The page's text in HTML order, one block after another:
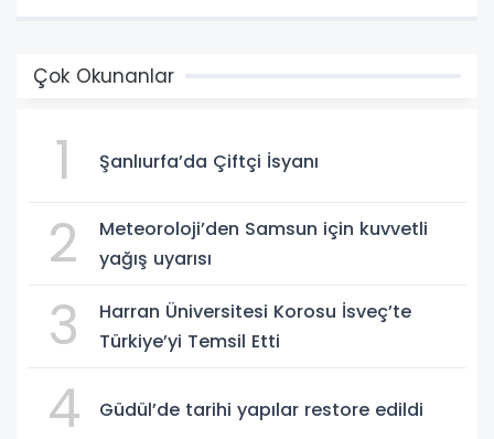
Çok Okunanlar
1 Şanlıurfa’da Çiftçi İsyanı
2
Meteoroloji’den Samsun için kuvvetli
yağış uyarısı
3
Harran Üniversitesi Korosu İsveç’te
Türkiye’yi Temsil Etti
4 Güdül’de tarihi yapılar restore edildi